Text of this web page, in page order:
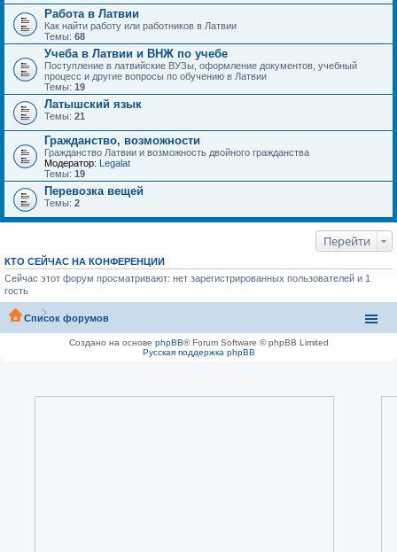
Работа в Латвии
Как найти работу или работников в Латвии
Темы: 68
Учеба в Латвии и ВНЖ по учебе
Поступление в латвийские ВУЗы, оформление документов, учебный
процесс и другие вопросы по обучению в Латвии
Темы: 19
Латышский язык
Темы: 21
Гражданство, возможности
Гражданство Латвии и возможность двойного гражданства
Модератор:
Legalat
Темы: 19
Перевозка вещей
Темы: 2
Перейти
КТО СЕЙЧАС НА КОНФЕРЕНЦИИ
Сейчас этот форум просматривают: нет зарегистрированных пользователей и 1
гость
Список форумов
Создано на основе phpBB® Forum Software © phpBB Limited
Русская поддержка phpBB